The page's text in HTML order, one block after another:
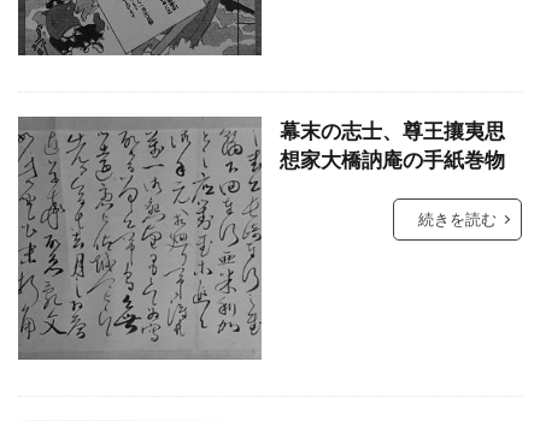
幕末の志士、尊王攘夷思
想家大橋訥庵の手紙巻物
続きを読む